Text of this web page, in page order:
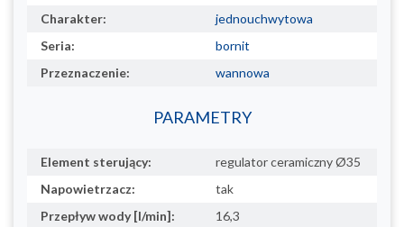
Charakter:
jednouchwytowa
Seria:
bornit
Przeznaczenie:
wannowa
PARAMETRY
Element sterujący:
regulator ceramiczny Ø35
Napowietrzacz:
tak
Przepływ wody [l/min]:
16,3